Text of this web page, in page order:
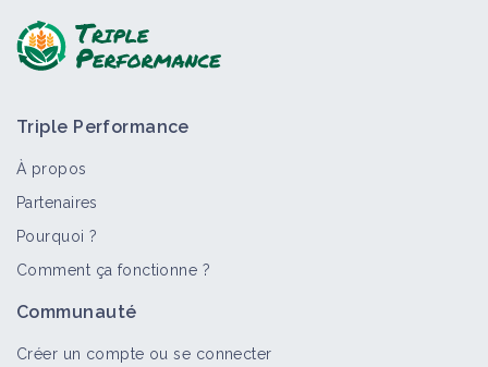
Triple Performance
À propos
Partenaires
Pourquoi ?
Comment ça fonctionne ?
Communauté
Créer un compte ou se connecter